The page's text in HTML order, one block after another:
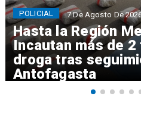
Hasta la Región
Incautan más de
droga tras
Antofagasta
POLICIAL 7 De Agosto De